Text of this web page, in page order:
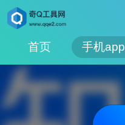
首页 手机app